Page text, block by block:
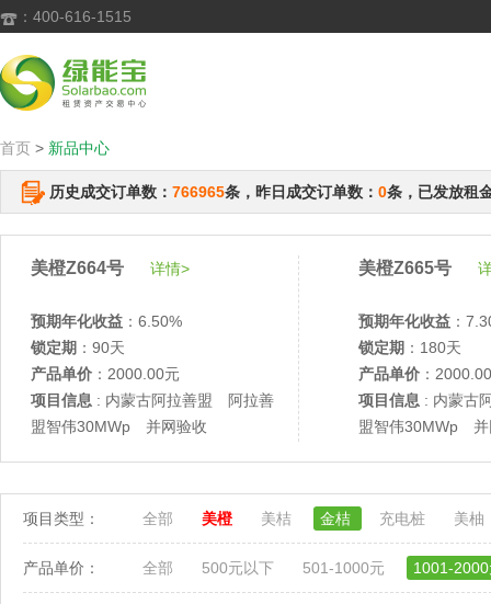
 ：400-616-1515
首页 > 新品中心
历史成交订单数： 766965条，昨日成交订单数： 0条，已发放租
美橙Z664号 详情>
预期年化收益 ：6.50%
锁定期 ：90天
产品单价 ：2000.00元
项目信息 : 内蒙古阿拉善盟 阿拉善
盟智伟30MWp 并网验收
美橙Z665号
预期年化收益 ：
锁定期 ：180天
产品单价 ：
项目信息 : 内蒙古
盟智伟30MWp 并
项目类型： 全部 美橙 美桔 金桔 充电桩 美柚
产品单价： 全部 500元以下 501-1000元 1001-